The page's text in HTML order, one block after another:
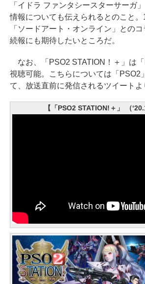
「イドラ ファンタシースターサーガ
情報についても伝えられるとのこと
「ソードアート・オンライン」との
続報にも期待したいところだ。
なお、「PSO2 STATION！＋」は
視聴可能。こちらについては「PSO2
て、放送直前に発信されるツイートよ
【「PSO2 STATION!＋」 （